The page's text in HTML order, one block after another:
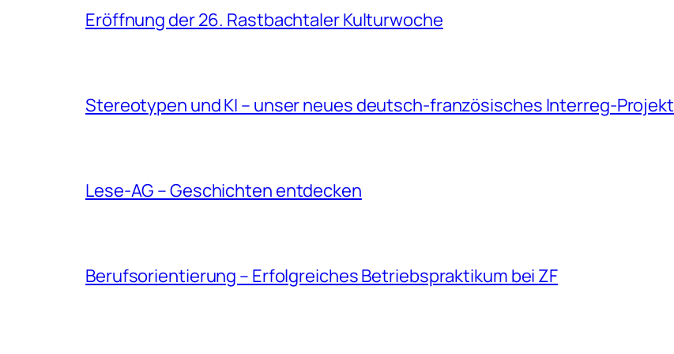
Eröffnung der 26. Rastbachtaler Kulturwoche
Stereotypen und KI – unser neues deutsch-französisches Interreg-Projekt
Lese-AG – Geschichten entdecken
Berufsorientierung – Erfolgreiches Betriebspraktikum bei ZF